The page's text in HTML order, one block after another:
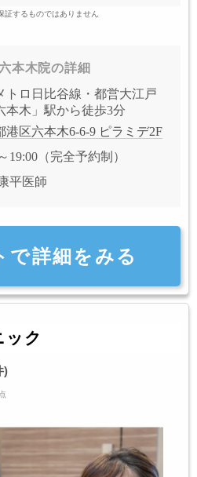
するものではありません
本木院の詳細
トロ日比谷線・都営大江戸
本木」駅から徒歩3分
港区六本木6-6-9 ピラミデ2F
19:00（完全予約制）
平医師
で詳細をみる
ック
)